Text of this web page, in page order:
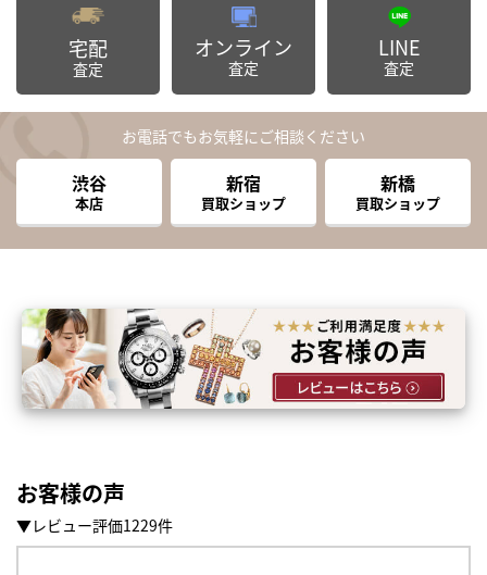
宅配
査定
オンライン
査定
LINE
査定
お電話でもお気軽にご相談ください
渋谷
本店
新宿
買取ショップ
新橋
買取ショップ
お客様の声
▼レビュー評価1229件
かんたん30秒でお試し査定